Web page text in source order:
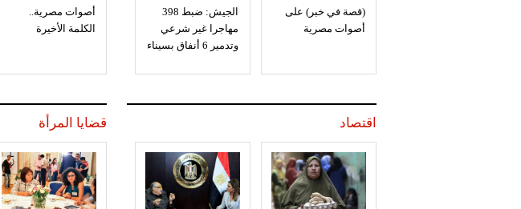
(قصة في خبر) على
أصوات مصرية
الجيش: ضبط 398
مهاجرا غير شرعي
وتدمير 6 أنفاق بسيناء
أصوات مصرية..
الكلمة الأخيرة
اقتصاد قضايا المرأة